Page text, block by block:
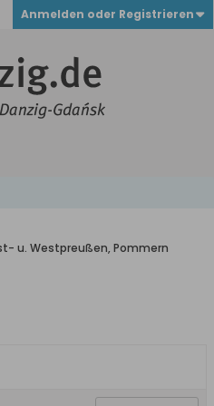
Anmelden oder Registrieren
u. Westpreußen, Pommern